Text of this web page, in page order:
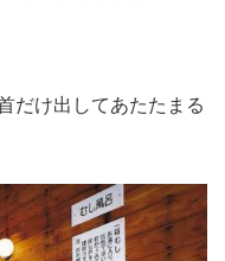
だけ出してあたたまる